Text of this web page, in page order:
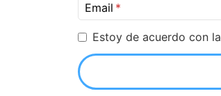
Email
Estoy de acuerdo con